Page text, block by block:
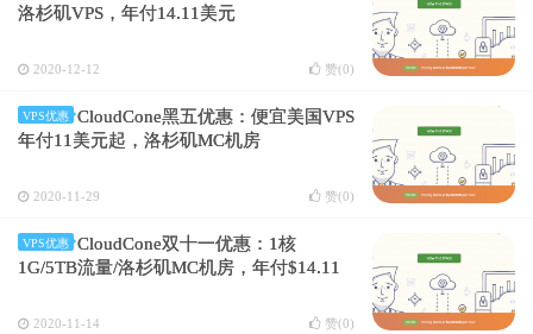
洛杉矶VPS，年付14.11美元
2020-12-12 赞(0)
VPS优惠
CloudCone黑五优惠：便宜美国VPS
年付11美元起，洛杉矶MC机房
2020-11-29 赞(0)
VPS优惠
CloudCone双十一优惠：1核
1G/5TB流量/洛杉矶MC机房，年付$14.11
2020-11-14 赞(0)